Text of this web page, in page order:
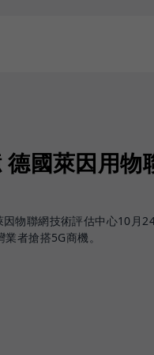
國萊因用物
物聯網技術評估中心10月
者搶搭5G商機。